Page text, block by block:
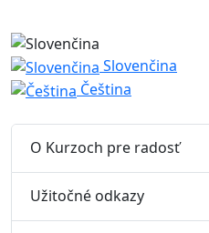
Slovenčina
Čeština
O Kurzoch pre radosť
Užitočné odkazy